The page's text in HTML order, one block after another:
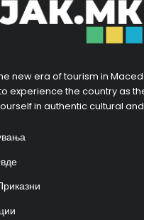
new era of tourism in
experience the country as
in authentic cultural